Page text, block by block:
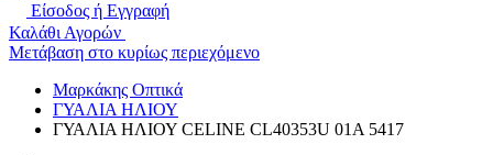
Είσοδος ή Εγγραφή
Καλάθι Αγορών
Μετάβαση στο κυρίως περιεχόμενο
Μαρκάκης Οπτικά
ΓΥΑΛΙΑ ΗΛΙΟΥ
ΓΥΑΛΙΑ ΗΛΙΟΥ CELINE CL40353U 01A 5417